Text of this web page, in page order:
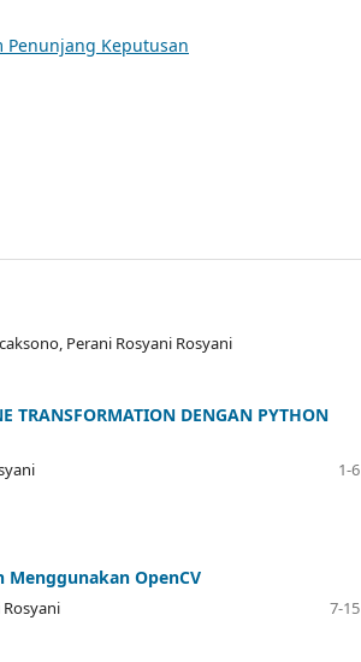
Penunjang Keputusan
Perani Rosyani Rosyani
TRANSFORMATION DENGAN PYTHON
1-6
Menggunakan OpenCV
7-15